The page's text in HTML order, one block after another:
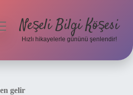
Neşeli Bilgi Köşesi
Hızlı hikayelerle gününü şenlendir!
gelir